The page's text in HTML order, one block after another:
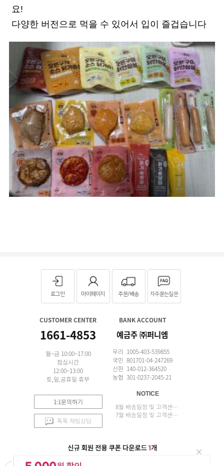
요!
다양한 버전으로 먹을 수 있어서 입이 즐겁습니다
로그인 마이페이지 주문/배송 자주묻는질문
CUSTOMER CENTER
1661-4853
월~금 10:00~17:00
점심시간
12:00~13:00
토,일,공휴일 휴무
1:1문의하기
톡톡 채팅상담
BANK ACCOUNT
예금주 ㈜퍼니엠
우리 1005-403-539855
국민 801701-04-247269
신한 140-012-364520
농협 301-0237-2045-21
NOTICE
8월 배송일정 및 고객센터 업무 안내
7월 배송일정 및 고객센터 업무 안내
APP 설치